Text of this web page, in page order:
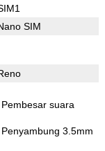
SIM
Pembesar suara
Penyambung 3.5mm